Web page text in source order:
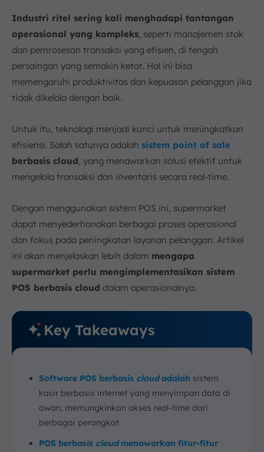
3. Software POS Cloud Based
Cara Kerja Sistem POS Cloud
1. Pencatatan Transaksi
4. Akses dan Pelaporan Instan
Keunggulan POS System Cloud
1. Hemat Biaya Operasional
2. Fleksibilitas dalam Penggunaan dan
3. Dukungan Teknologi dan Pembaruan Berkala
4. Integrasi yang Lebih Mudah
Kelemahan POS System Cloud
1. Ketergantungan pada Internet
2. Potensi Masalah Privasi
3. Keterbatasan Fitur
2. Restoran dan Kafe
3. Klinik dan Apotek
Kesimpulan
Industri ritel sering kali menghadapi tantangan
operasional yang kompleks, seperti manajemen stok
dan pemrosesan transaksi yang efisien, di tengah
persaingan yang semakin ketat. Hal ini bisa
memengaruhi produktivitas dan kepuasan pelanggan jika
tidak dikelola dengan baik.
Untuk itu, teknologi menjadi kunci untuk meningkatkan
efisiensi. Salah satunya adalah sistem point of sale
berbasis cloud, yang menawarkan solusi efektif untuk
mengelola transaksi dan inventaris secara real-time.
Dengan menggunakan sistem POS ini, supermarket
dapat menyederhanakan berbagai proses operasional
dan fokus pada peningkatan layanan pelanggan. Artikel
ini akan menjelaskan lebih dalam mengapa
supermarket perlu mengimplementasikan sistem
POS berbasis cloud dalam operasionalnya.
Key Takeaways
Software POS berbasis cloudadalah sistem
kasir berbasis internet yang menyimpan data di
awan, memungkinkan akses real-time dari
berbagai perangkat.
POS berbasis cloudmenawarkan fitur-fitur